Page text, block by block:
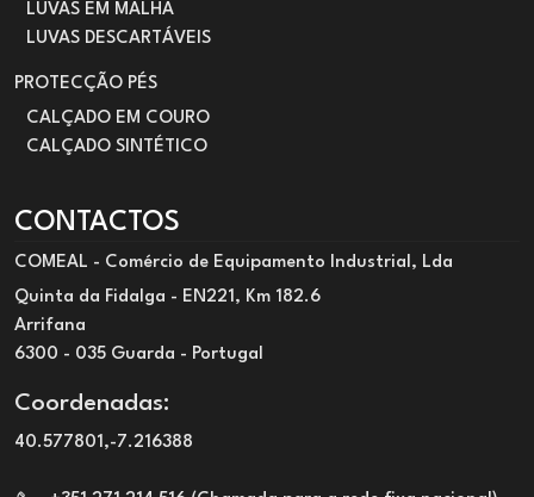
LUVAS EM MALHA
LUVAS DESCARTÁVEIS
PROTECÇÃO PÉS
CALÇADO EM COURO
CALÇADO SINTÉTICO
CONTACTOS
COMEAL - Comércio de Equipamento Industrial, Lda
Quinta da Fidalga - EN221, Km 182.6
Arrifana
6300 - 035 Guarda - Portugal
Coordenadas:
40.577801,-7.216388